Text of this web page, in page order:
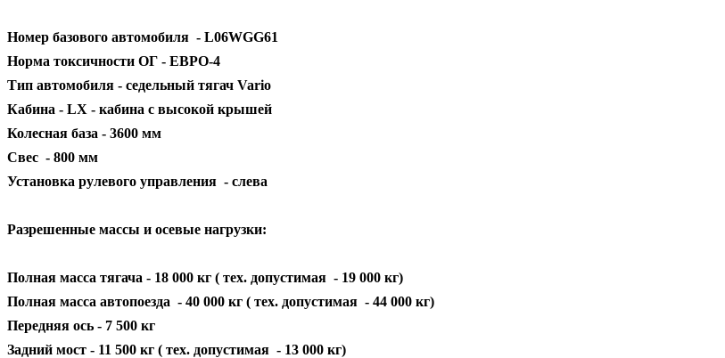
Номер базового автомобиля - L06WGG61
Норма токсичности ОГ - ЕВРО-4
Тип автомобиля - седельный тягач Vario
Кабина - LX - кабина с высокой крышей
Колесная база - 3600 мм
Свес - 800 мм
Установка рулевого управления - слева
Разрешенные массы и осевые нагрузки:
Полная масса тягача - 18 000 кг ( тех. допустимая - 19 000 кг)
Полная масса автопоезда - 40 000 кг ( тех. допустимая - 44 000 кг)
Передняя ось - 7 500 кг
Задний мост - 11 500 кг ( тех. допустимая - 13 000 кг)